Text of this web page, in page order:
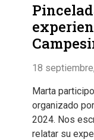
18
Marta
organizado
2024. Nos
relatar su